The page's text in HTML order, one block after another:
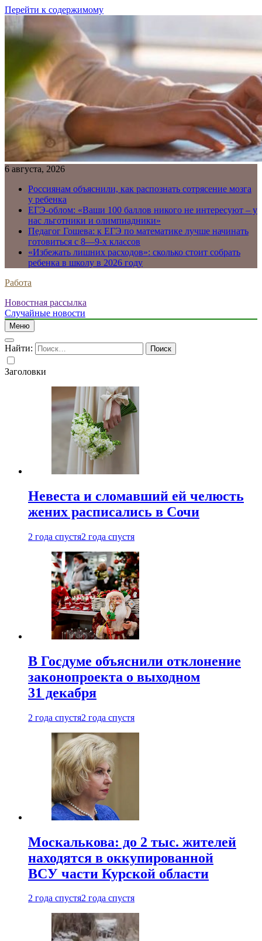
Перейти к содержимому
6 августа, 2026
Россиянам объяснили, как распознать сотрясение мозга
у ребенка
ЕГЭ-облом: «Ваши 100 баллов никого не интересуют – у
нас льготники и олимпиадники»
Педагог Гошева: к ЕГЭ по математике лучше начинать
готовиться с 8—9-х классов
«Избежать лишних расходов»: сколько стоит собрать
ребенка в школу в 2026 году
Работа
Новостная рассылка
Случайные новости
Меню
Найти:
Заголовки
Невеста и сломавший ей челюсть
жених расписались в Сочи
2 года спустя2 года спустя
В Госдуме объяснили отклонение
законопроекта о выходном
31 декабря
2 года спустя2 года спустя
Москалькова: до 2 тыс. жителей
находятся в оккупированной
ВСУ части Курской области
2 года спустя2 года спустя